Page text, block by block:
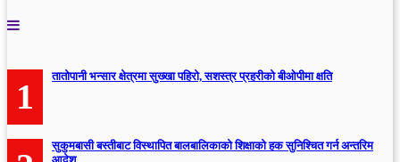
1
तातोपानी भन्सार क्षेत्रमा सुख्खा पहिरो, सशस्त्र प्रहरीको बीओपीमा क्षति
सुकुमबासी बस्तीबाट विस्थापित बालबालिकाको शिक्षाको हक सुनिश्चित गर्न अन्तरिम